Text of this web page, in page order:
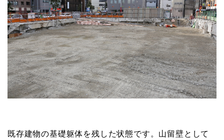
既存建物の基礎躯体を残した状態です。山留壁として